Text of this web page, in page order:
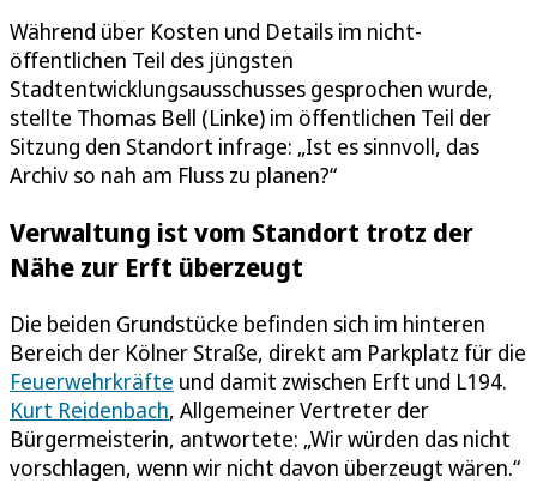
Während über Kosten und Details im nicht-
öffentlichen Teil des jüngsten
Stadtentwicklungsausschusses gesprochen wurde,
stellte Thomas Bell (Linke) im öffentlichen Teil der
Sitzung den Standort infrage: „Ist es sinnvoll, das
Archiv so nah am Fluss zu planen?“
Verwaltung ist vom Standort trotz der
Nähe zur Erft überzeugt
Die beiden Grundstücke befinden sich im hinteren
Bereich der Kölner Straße, direkt am Parkplatz für die
Feuerwehrkräfte und damit zwischen Erft und L194.
Kurt Reidenbach, Allgemeiner Vertreter der
Bürgermeisterin, antwortete: „Wir würden das nicht
vorschlagen, wenn wir nicht davon überzeugt wären.“